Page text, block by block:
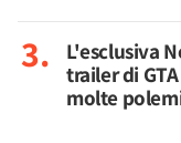
L'esclusiva
trailer di
molte